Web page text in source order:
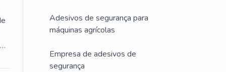
Adesivos de segurança para
máquinas agrícolas
Empresa de adesivos de
segurança